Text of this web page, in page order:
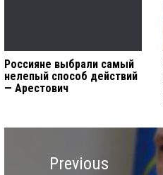
Россияне выбрали самый
нелепый способ действий
— Арестович
Навигация
Previous